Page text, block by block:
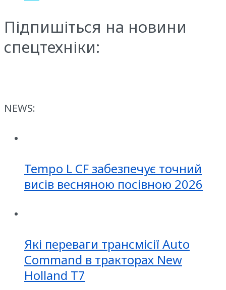
Підпишіться на новини
спецтехніки:
NEWS:
Tempo L CF забезпечує точний
висів весняною посівною 2026
Які переваги трансмісії Auto
Command в тракторах New
Holland T7